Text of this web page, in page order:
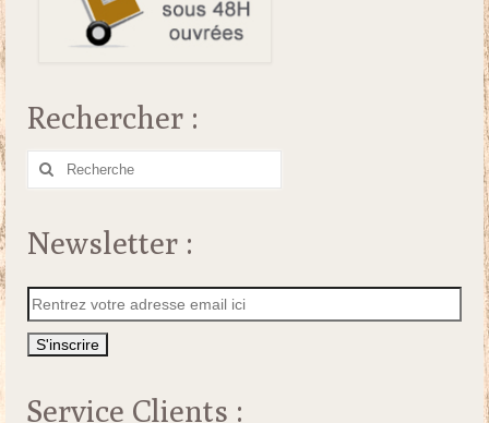
Rechercher :
Rechercher
Newsletter :
Service Clients :